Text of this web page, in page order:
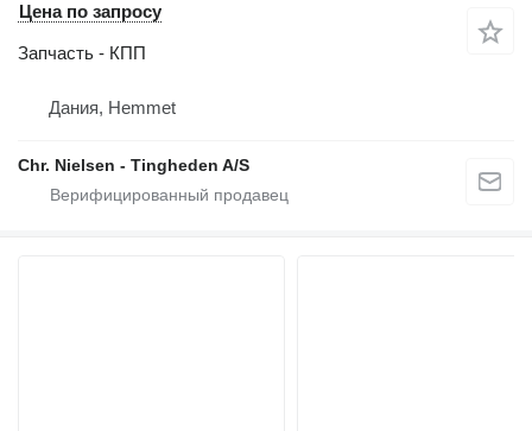
Цена по запросу
Запчасть - КПП
Дания, Hemmet
Chr. Nielsen - Tingheden A/S